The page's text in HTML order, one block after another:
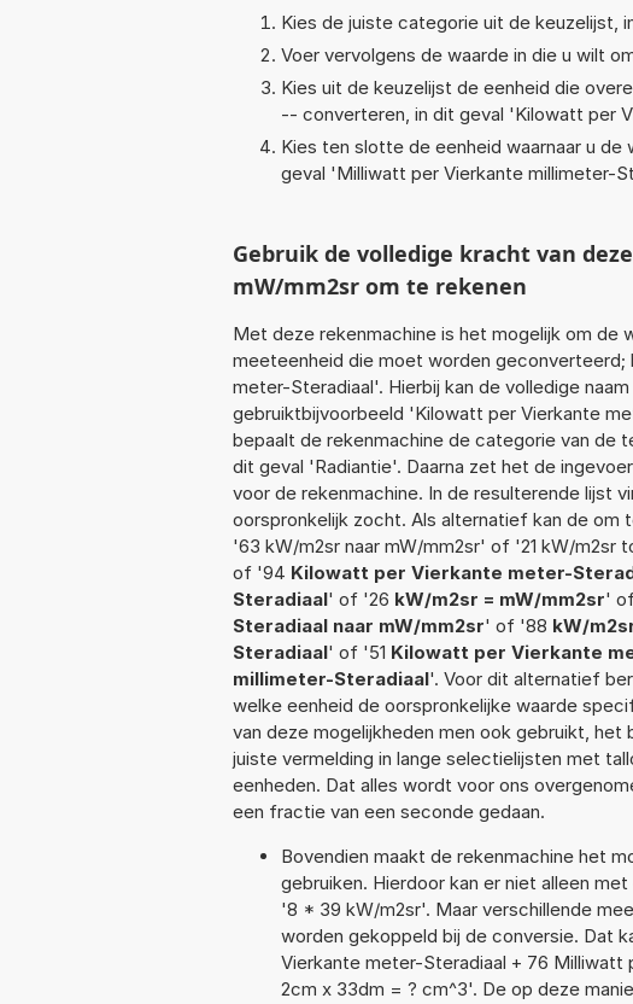
Kies de juiste categorie uit de keuzelijst,
Voer vervolgens de waarde in die u wilt
Kies uit de keuzelijst de eenheid die
-- converteren, in dit geval 'Kilowatt per
Kies ten slotte de eenheid waarnaar u
geval 'Milliwatt per Vierkante millimeter-
Gebruik de volledige kracht van
mW/mm2sr om te rekenen
Met deze rekenmachine is het mogelijk om de
meeteenheid die moet worden
meter-Steradiaal'. Hierbij kan de volledige
gebruiktbijvoorbeeld 'Kilowatt per Vierkante
bepaalt de rekenmachine de categorie van de
dit geval 'Radiantie'. Daarna zet het de
voor de rekenmachine. In de resulterende lijst
oorspronkelijk zocht. Als alternatief kan de om
'63 kW/m2sr naar mW/mm2sr' of '21 kW/m2sr
of '94 Kilowatt per Vierkante meter-
Steradiaal' of '26 kW/m2sr = mW/mm2sr'
Steradiaal naar mW/mm2sr' of '88 kW/
Steradiaal' of '51 Kilowatt per Vierkante
millimeter-Steradiaal'. Voor dit alternatief
welke eenheid de oorspronkelijke waarde
van deze mogelijkheden men ook gebruikt,
juiste vermelding in lange selectielijsten met
eenheden. Dat alles wordt voor ons
een fractie van een seconde gedaan.
Bovendien maakt de rekenmachine het
gebruiken. Hierdoor kan er niet alleen
'8 * 39 kW/m2sr'. Maar verschillende
worden gekoppeld bij de conversie. Dat
Vierkante meter-Steradiaal + 76
2cm x 33dm = ? cm^3'. De op deze